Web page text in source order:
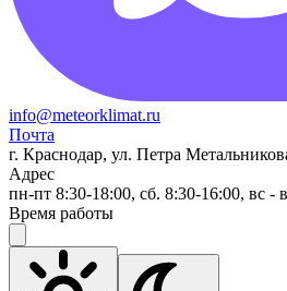
info@meteorklimat.ru
Почта
г. Краснодар, ул. Петра
Адрес
пн-пт 8:30-18:00, сб. 8:30-16:00, вс -
Время работы